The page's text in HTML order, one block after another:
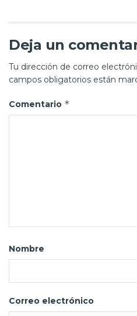
Deja un
Tu dirección de correo
campos obligatorios están
Comentario *
Nombre
Correo electrónico